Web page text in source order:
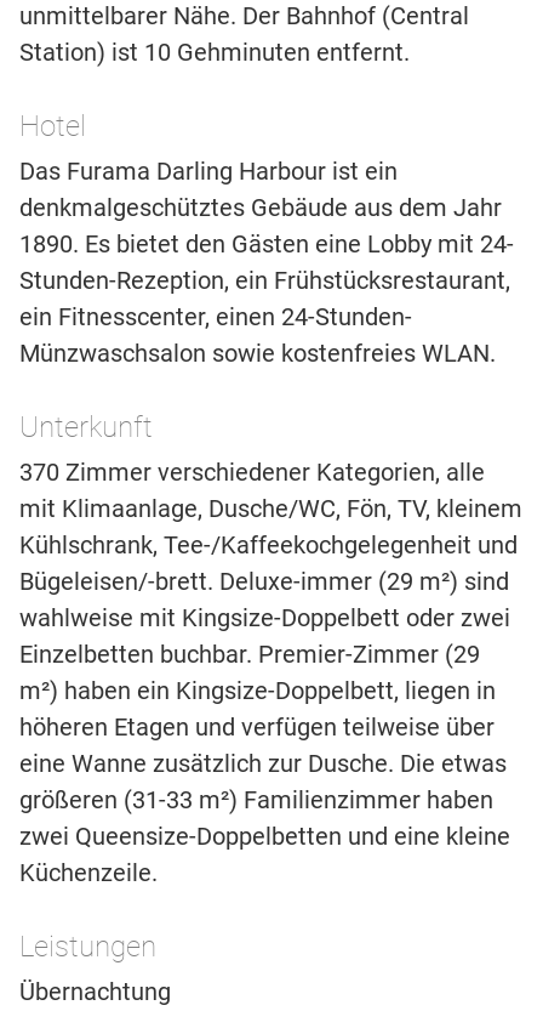
unmittelbarer Nähe. Der Bahnhof (Central
Station) ist 10 Gehminuten entfernt.
Hotel
Das Furama Darling Harbour ist ein
denkmalgeschütztes Gebäude aus dem Jahr
1890. Es bietet den Gästen eine Lobby mit 24-
Stunden-Rezeption, ein Frühstücksrestaurant,
ein Fitnesscenter, einen 24-Stunden-
Münzwaschsalon sowie kostenfreies WLAN.
Unterkunft
370 Zimmer verschiedener Kategorien, alle
mit Klimaanlage, Dusche/WC, Fön, TV, kleinem
Kühlschrank, Tee-/Kaffeekochgelegenheit und
Bügeleisen/-brett. Deluxe-immer (29 m²) sind
wahlweise mit Kingsize-Doppelbett oder zwei
Einzelbetten buchbar. Premier-Zimmer (29
m²) haben ein Kingsize-Doppelbett, liegen in
höheren Etagen und verfügen teilweise über
eine Wanne zusätzlich zur Dusche. Die etwas
größeren (31-33 m²) Familienzimmer haben
zwei Queensize-Doppelbetten und eine kleine
Küchenzeile.
Leistungen
Übernachtung